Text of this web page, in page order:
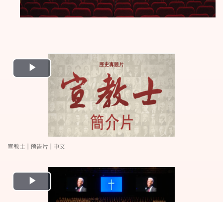
Play
Video
宣教士 | 预告片 | 中文
Play
Video